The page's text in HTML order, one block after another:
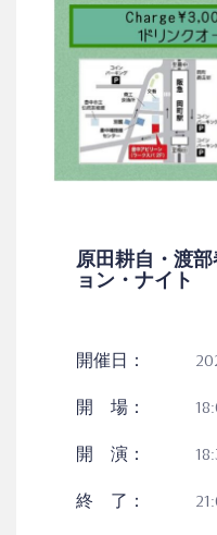
原田耕自・渡
ョン・ナイト
開催日：
開 場：
開 演：
終 了：